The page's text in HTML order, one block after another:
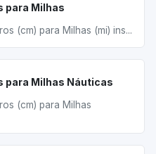
para Milhas
(cm) para Milhas (mi) ins...
para Milhas Náuticas
(cm) para Milhas